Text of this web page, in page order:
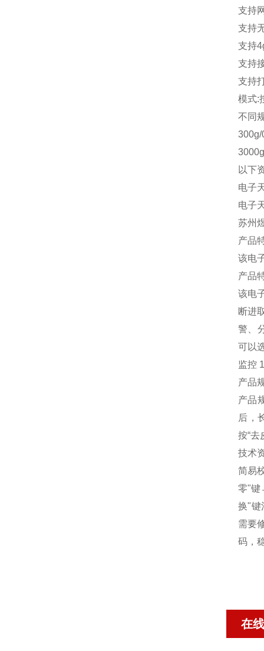
支持
支持
支持
支持
支持
模式:
不同
300g/
以下
电子
电子
苏州
产品
该电
产品
该电
断进
警、
可以
监控
产品
产品
后，
按“去
技术
简易
零"键
换"键
需要
码，
在